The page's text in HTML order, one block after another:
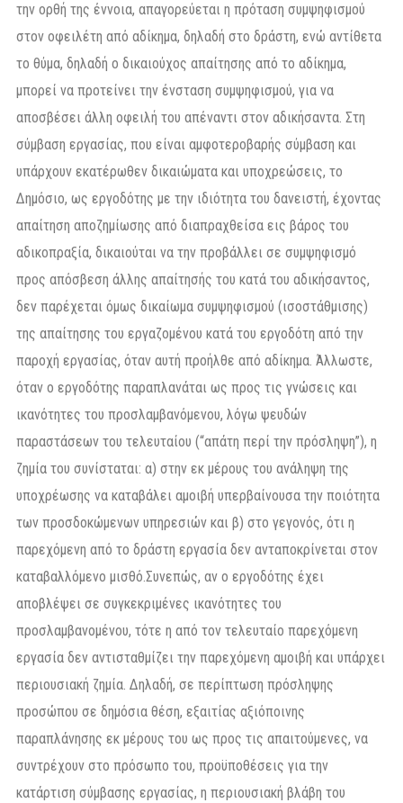
την ορθή της έννοια, απαγορεύεται η πρόταση συμψηφισμού
στον οφειλέτη από αδίκημα, δηλαδή στο δράστη, ενώ αντίθετα
το θύμα, δηλαδή ο δικαιούχος απαίτησης από το αδίκημα,
μπορεί να προτείνει την ένσταση συμψηφισμού, για να
αποσβέσει άλλη οφειλή του απέναντι στον αδικήσαντα. Στη
σύμβαση εργασίας, που είναι αμφοτεροβαρής σύμβαση και
υπάρχουν εκατέρωθεν δικαιώματα και υποχρεώσεις, το
Δημόσιο, ως εργοδότης με την ιδιότητα του δανειστή, έχοντας
απαίτηση αποζημίωσης από διαπραχθείσα εις βάρος του
αδικοπραξία, δικαιούται να την προβάλλει σε συμψηφισμό
προς απόσβεση άλλης απαίτησής του κατά του αδικήσαντος,
δεν παρέχεται όμως δικαίωμα συμψηφισμού (ισοστάθμισης)
της απαίτησης του εργαζομένου κατά του εργοδότη από την
παροχή εργασίας, όταν αυτή προήλθε από αδίκημα. Άλλωστε,
όταν ο εργοδότης παραπλανάται ως προς τις γνώσεις και
ικανότητες του προσλαμβανόμενου, λόγω ψευδών
παραστάσεων του τελευταίου (“απάτη περί την πρόσληψη”), η
ζημία του συνίσταται: α) στην εκ μέρους του ανάληψη της
υποχρέωσης να καταβάλει αμοιβή υπερβαίνουσα την ποιότητα
των προσδοκώμενων υπηρεσιών και β) στο γεγονός, ότι η
παρεχόμενη από το δράστη εργασία δεν ανταποκρίνεται στον
καταβαλλόμενο μισθό.Συνεπώς, αν ο εργοδότης έχει
αποβλέψει σε συγκεκριμένες ικανότητες του
προσλαμβανομένου, τότε η από τον τελευταίο παρεχόμενη
εργασία δεν αντισταθμίζει την παρεχόμενη αμοιβή και υπάρχει
περιουσιακή ζημία. Δηλαδή, σε περίπτωση πρόσληψης
προσώπου σε δημόσια θέση, εξαιτίας αξιόποινης
παραπλάνησης εκ μέρους του ως προς τις απαιτούμενες, να
συντρέχουν στο πρόσωπο του, προϋποθέσεις για την
κατάρτιση σύμβασης εργασίας, η περιουσιακή βλάβη του